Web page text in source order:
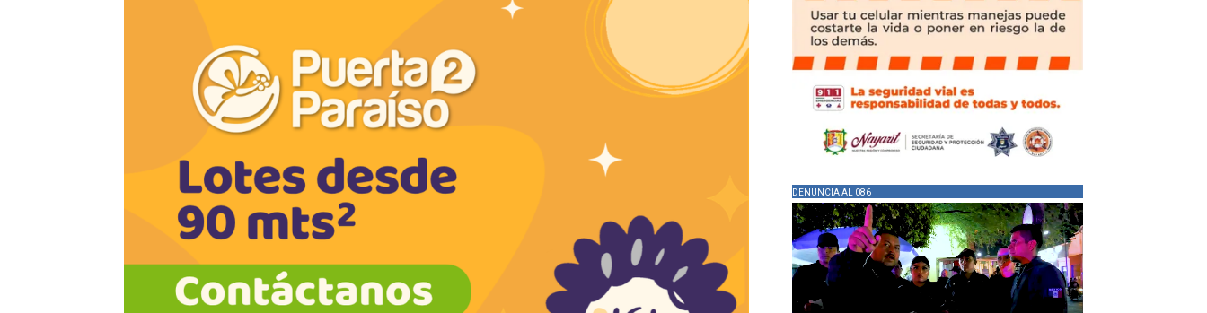
DENUNCIA AL 086